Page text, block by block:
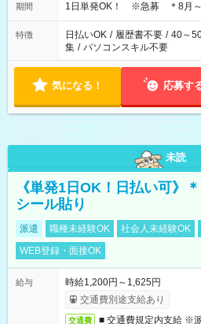
期間 1日単発OK！ ※急募 ＊8月～
特徴 日払いOK / 履歴書不要 / 40～
集 / パソコンスキル不要
気になる！ 応募す
未読
《単発1日OK！日払い可》
シール貼り
派遣 職種未経験OK 社会人未経験OK
WEB登録・面接OK
給与
時給1,200円～1,625円
交通費別途支給あり
交通費 ■ 交通費規定内支給 ※